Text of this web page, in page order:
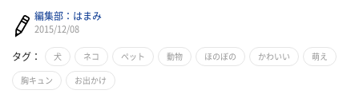
編集部：はまみ
2015/12/08
タグ： 犬 ネコ ペット 動物 ほのぼの かわいい 萌え
胸キュン お出かけ